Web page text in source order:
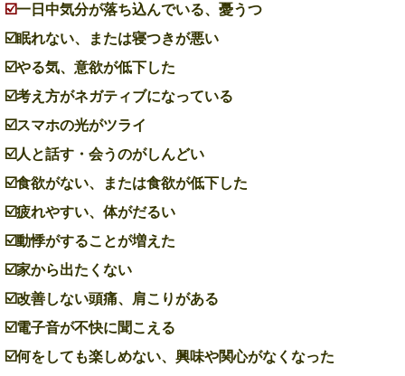
☑️一日中気分が落ち込んでいる、憂うつ
☑️眠れない、または寝つきが悪い
☑️やる気、意欲が低下した
☑️考え方がネガティブになっている
☑️スマホの光がツライ
☑️人と話す・会うのがしんどい
☑️食欲がない、または食欲が低下した
☑️疲れやすい、体がだるい
☑️動悸がすることが増えた
☑️家から出たくない
☑️改善しない頭痛、肩こりがある
☑️電子音が不快に聞こえる
☑️何をしても楽しめない、興味や関心がなくなった